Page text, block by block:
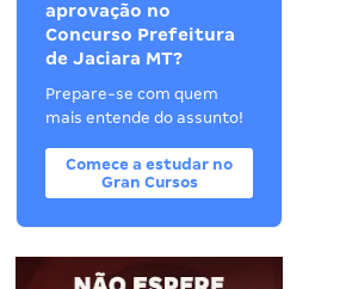
aprovação no
Concurso Prefeitura
de Jaciara MT?
Prepare-se com quem
mais entende do assunto!
Comece a estudar no
Gran Cursos